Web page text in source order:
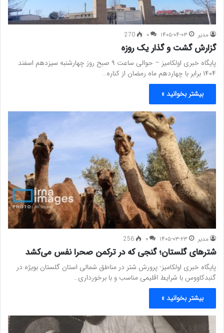
مدیر ۱۴۰۵-۰۴-۰۳ ۰ 270
گزارش گشت و گذار یک روزه
پایگاه خبری اولکامیز – حوالی ساعت ۹ صبح روز چهارشنبه سیزدهم اسفند
۱۴۰۴ برابر با چهاردهم ماه رمضان از کناره…
بیشتر بخوانید »
مدیر ۱۴۰۵-۰۳-۲۳ ۰ 256
شترهای گلستان؛ گنجی که در ترکمن صحرا نفس می‌کشد
پایگاه خبری اولکامیز- پرورش شتر در مناطق شمالی استان گلستان بویژه در
گنبدکاووس با شرایط اقلیمی مناسب و با برخورداری…
بیشتر بخوانید »